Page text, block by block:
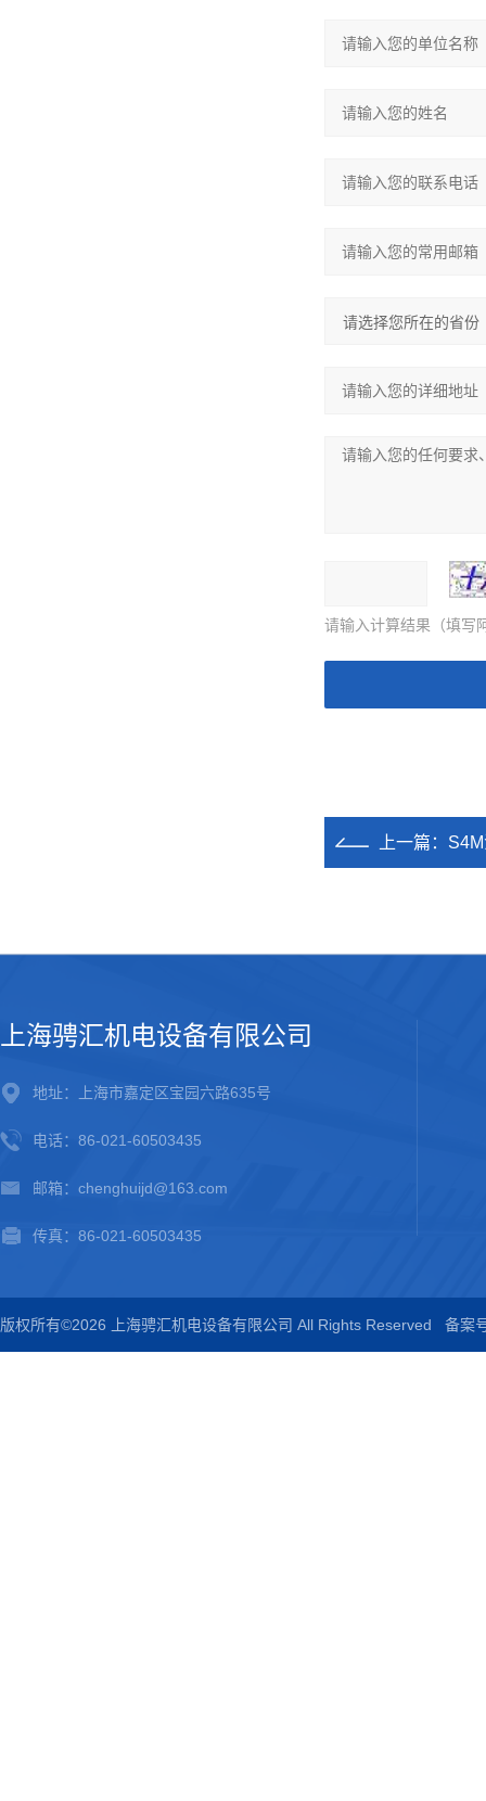
请输入计算结果（填写
上一篇：
上海骋汇机电设备有限公司
地址：上海市嘉定区宝园六路635号
电话：86-021-60503435
邮箱：chenghuijd@163.com
传真：86-021-60503435
版权所有©2026 上海骋汇机电设备有限公司 All Rights Reserved 备案